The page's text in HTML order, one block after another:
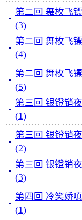
第二回 舞枚飞
(3)
第二回 舞枚飞
(4)
第二回 舞枚飞
(5)
第三回 银镫销
(1)
第三回 银镫销
(2)
第三回 银镫销
(3)
第四回 冷笑娇
(1)